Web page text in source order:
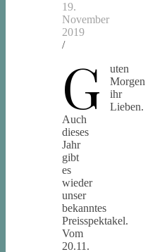
19.
November
2019
/
G
uten
Morgen
ihr
Lieben.
Auch
dieses
Jahr
gibt
es
wieder
unser
bekanntes
Preisspektakel.
Vom
20.11.